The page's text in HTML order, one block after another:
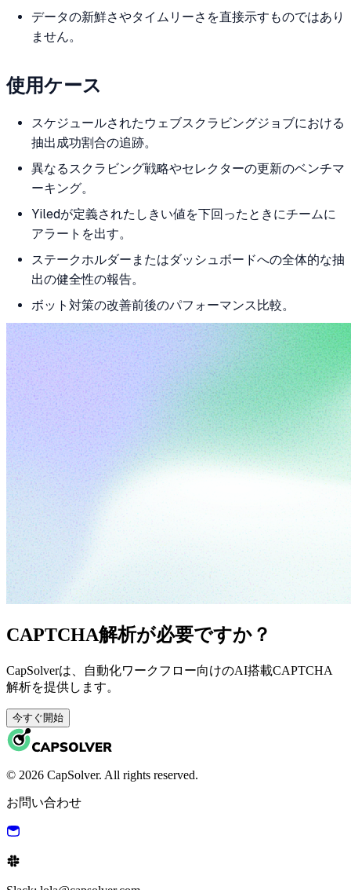
データの新鮮さやタイムリーさを直接示すものではあり
ません。
使用ケース
スケジュールされたウェブスクラビングジョブにおける
抽出成功割合の追跡。
異なるスクラビング戦略やセレクターの更新のベンチマ
ーキング。
Yiledが定義されたしきい値を下回ったときにチームに
アラートを出す。
ステークホルダーまたはダッシュボードへの全体的な抽
出の健全性の報告。
ボット対策の改善前後のパフォーマンス比較。
CAPTCHA解析が必要ですか？
CapSolverは、自動化ワークフロー向けのAI搭載CAPTCHA
解析を提供します。
今すぐ開始
© 2026 CapSolver. All rights reserved.
お問い合わせ